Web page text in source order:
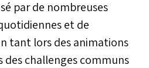
par de nombreuses
et de
tant lors des animations
des challenges communs